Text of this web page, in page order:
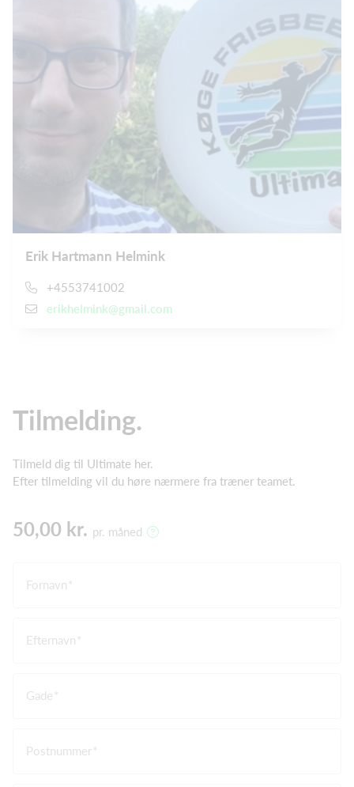
Erik Hartmann Helmink
+4553741002
erikhelmink@gmail.com
Tilmelding.
Tilmeld dig til Ultimate her.
Efter tilmelding vil du høre nærmere fra træner teamet.
50,00 kr. pr. måned
Fornavn
Efternavn
Gade
Postnummer